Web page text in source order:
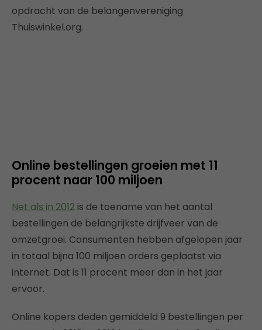
opdracht van de belangenvereniging
Thuiswinkel.org.
Online bestellingen groeien met 11
procent naar 100 miljoen
Net als in 2012is de toename van het aantal
bestellingen de belangrijkste drijfveer van de
omzetgroei. Consumenten hebben afgelopen jaar
in totaal bijna 100 miljoen orders geplaatst via
internet. Dat is 11 procent meer dan in het jaar
ervoor.
Online kopers deden gemiddeld 9 bestellingen per